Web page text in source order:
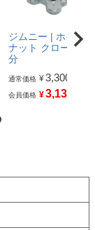
ジムニー | ホイール
ナット クローム 1
分
通常価格 ¥3,300
会員価格 ¥3,135